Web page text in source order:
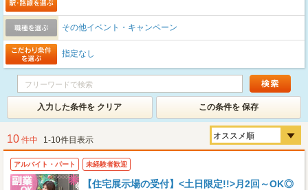
その他イベント・キャンペーン
指定なし
入力した条件を クリア この条件を 保存
10 件中 1-10件目表示
アルバイト・パート 未経験者歓迎
【住宅展示場の受付】<土日限定!!>月2回～OK◎